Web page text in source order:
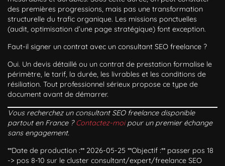
des premières progressions, mais pas une transformation
structurelle du trafic organique. Les missions ponctuelles
(audit, optimisation d’une page stratégique) font exception.
Faut-il signer un contrat avec un consultant SEO freelance ?
Oui. Un devis détaillé ou un contrat de prestation formalise le
périmètre, le tarif, la durée, les livrables et les conditions de
résiliation. Tout professionnel sérieux propose ce type de
document avant de démarrer.
Vous recherchez un consultant SEO freelance disponible
partout en France ?Contactez-moipour un premier échange
sans engagement.
**Date de production :** 2026-05-25 **Objectif :** passer pos 18
-> pos 8-10 sur le cluster consultant/expert/freelance SEO